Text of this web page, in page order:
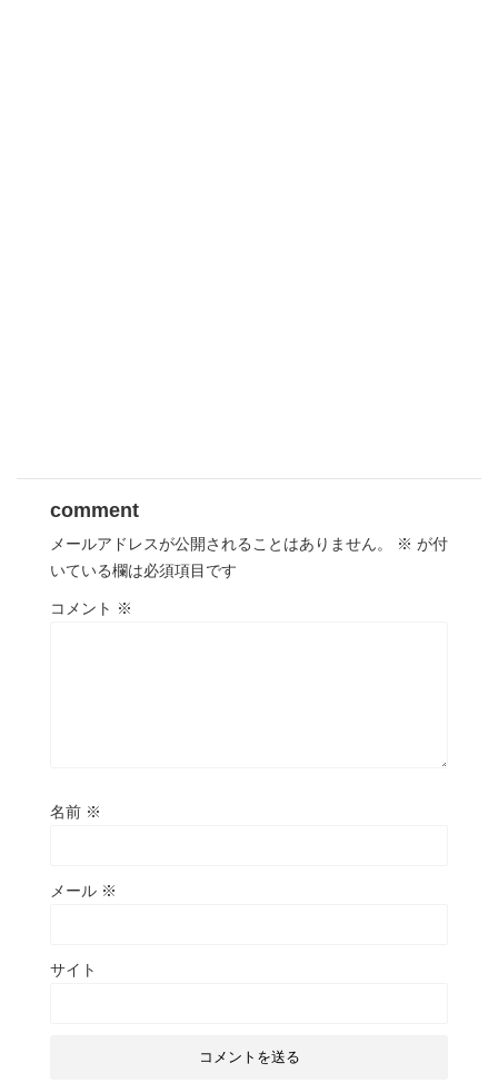
comment
メールアドレスが公開されることはありません。 ※ が付
いている欄は必須項目です
コメント ※
名前 ※
メール ※
サイト